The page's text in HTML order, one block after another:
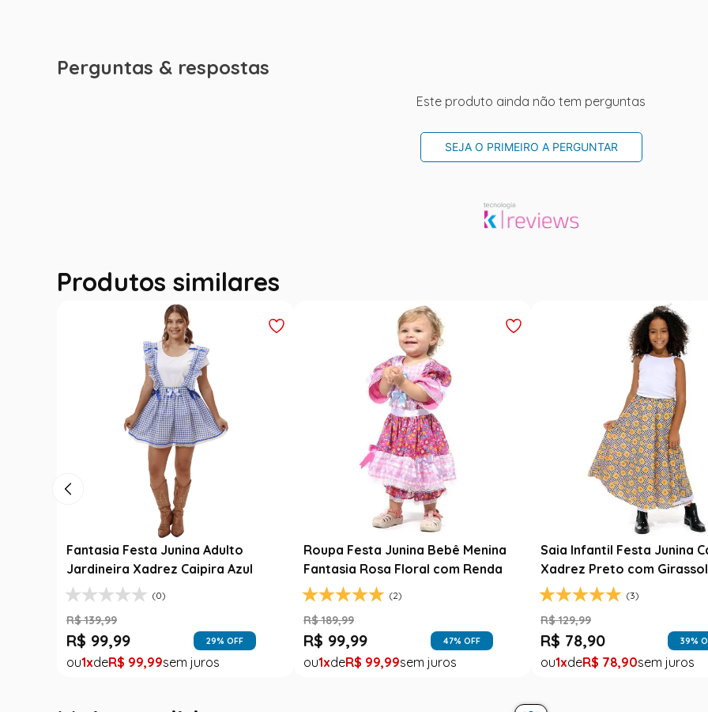
Perguntas & respostas
Este produto ainda não tem perguntas
SEJA O PRIMEIRO A PERGUNTAR
Produtos similares
Fantasia Festa Junina Adulto
Jardineira Xadrez Caipira Azul
(0)
R$ 139,99
R$ 99,99 29% OFF
1 R$ 99,99
Roupa Festa Junina Bebê Menina
Fantasia Rosa Floral com Renda
(2)
R$ 189,99
R$ 99,99 47% OFF
1 R$ 99,99
Saia Infantil Festa Junina
Xadrez Preto com Girassol
(3)
R$ 129,99
R$ 78,90 39%
1 R$ 78,90